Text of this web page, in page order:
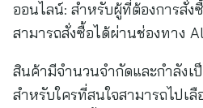
ออนไลน์: สำหรับผู้ที่ต้องการสั่
สามารถสั่งซื้อได้ผ่านช่องทาง
สินค้ามีจำนวนจำกัดและกำลัง
สำหรับใครที่สนใจสามารถไปเ